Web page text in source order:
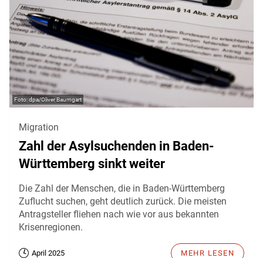
dpa/Oliver Baumgart
Migration
Zahl der Asylsuchenden in Baden-
Württemberg sinkt weiter
Die Zahl der Menschen, die in Baden-Württemberg
Zuflucht suchen, geht deutlich zurück. Die meisten
Antragsteller fliehen nach wie vor aus bekannten
Krisenregionen.
April 2025 MEHR LESEN